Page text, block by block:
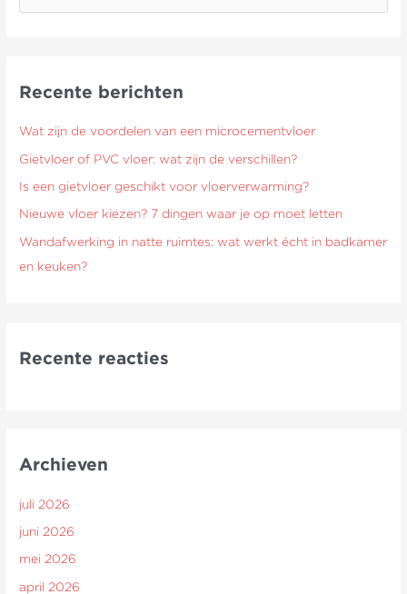
n
r
:
Recente berichten
Wat zijn de voordelen van een microcementvloer
Gietvloer of PVC vloer: wat zijn de verschillen?
Is een gietvloer geschikt voor vloerverwarming?
Nieuwe vloer kiezen? 7 dingen waar je op moet letten
Wandafwerking in natte ruimtes: wat werkt écht in badkamer
en keuken?
Recente reacties
Archieven
juli 2026
juni 2026
mei 2026
april 2026